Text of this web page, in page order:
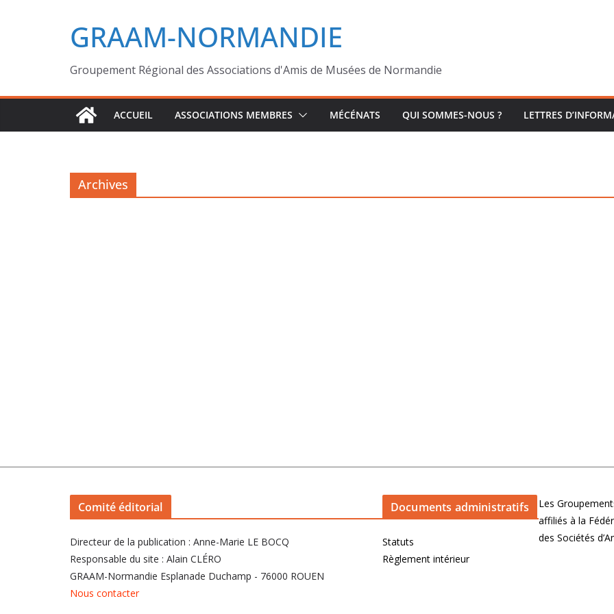
GRAAM-NORMANDIE
Groupement Régional des Associations d'Amis de Musées de Normandie
ACCUEIL ASSOCIATIONS MEMBRES MÉCÉNATS QUI SOMMES-NOUS ? LETTRES
Archives
Comité éditorial
Directeur de la publication : Anne-Marie LE BOCQ
Responsable du site : Alain CLÉRO
GRAAM-Normandie Esplanade Duchamp - 76000 ROUEN
Nous contacter
Documents administratifs
Statuts
Règlement intérieur
Les
affiliés à la
des Sociétés